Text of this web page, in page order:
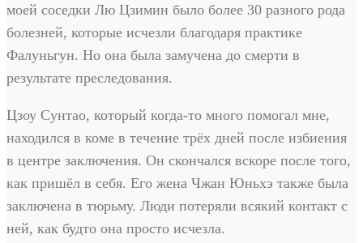
моей соседки Лю Цзимин было более 30 разного рода
болезней, которые исчезли благодаря практике
Фалуньгун. Но она была замучена до смерти в
результате преследования.
Цзоу Сунтао, который когда-то много помогал мне,
находился в коме в течение трёх дней после избиения
в центре заключения. Он скончался вскоре после того,
как пришёл в себя. Его жена Чжан Юньхэ также была
заключена в тюрьму. Люди потеряли всякий контакт с
ней, как будто она просто исчезла.